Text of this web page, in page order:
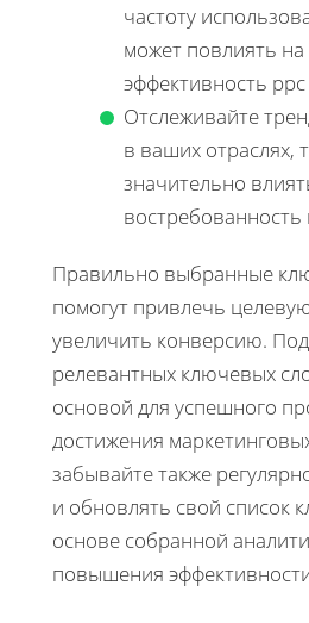
частоту
может повлиять на
эффективность
Отслеживайте
в ваших отраслях,
значительно
Правильно выбранные
помогут привлечь
увеличить конверсию.
релевантных ключевых
основой для успешного
достижения
забывайте также
и обновлять свой список
основе собранной
повышения